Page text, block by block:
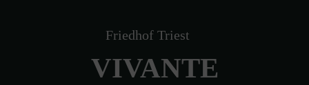
Friedhof Triest
VIVANTE